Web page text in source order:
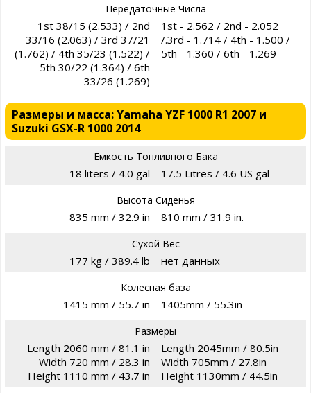
Передаточные Числа
1st 38/15 (2.533) / 2nd
33/16 (2.063) / 3rd 37/21
(1.762) / 4th 35/23 (1.522) /
5th 30/22 (1.364) / 6th
33/26 (1.269)
1st - 2.562 / 2nd - 2.052
/.3rd - 1.714 / 4th - 1.500 /
5th - 1.360 / 6th - 1.269
Размеры и масса: Yamaha YZF 1000 R1 2007 и
Suzuki GSX-R 1000 2014
Емкость Топливного Бака
18 liters / 4.0 gal 17.5 Litres / 4.6 US gal
Высота Сиденья
835 mm / 32.9 in 810 mm / 31.9 in.
Сухой Вес
177 kg / 389.4 lb нет данных
Колесная база
1415 mm / 55.7 in 1405mm / 55.3in
Размеры
Length 2060 mm / 81.1 in
Width 720 mm / 28.3 in
Height 1110 mm / 43.7 in
Length 2045mm / 80.5in
Width 705mm / 27.8in
Height 1130mm / 44.5in